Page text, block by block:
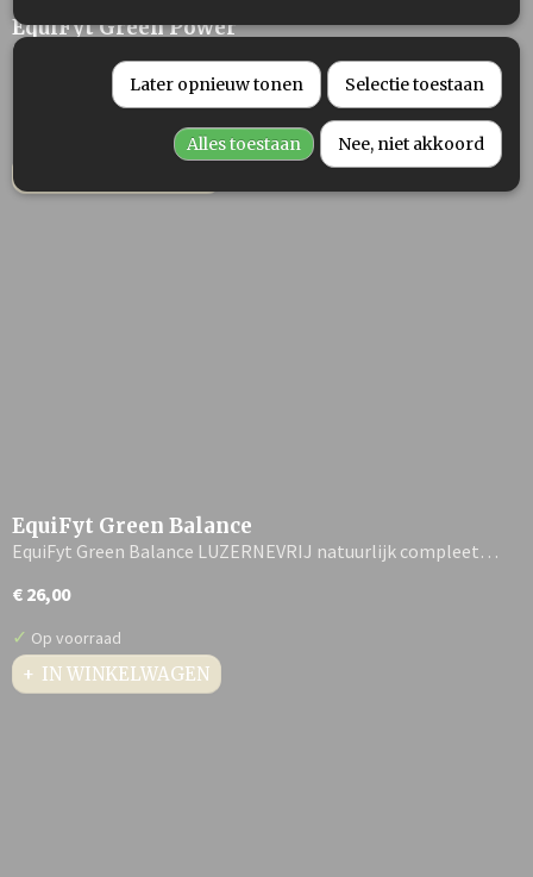
EquiFyt Green Power
EquiFyt Green Power LUZERNEVRIJ Graanvrij natuurlijk…
EquiFyt Green Balance
EquiFyt Green Balance LUZERNEVRIJ natuurlijk compleet…
€ 26,00
✓ Op voorraad
IN WINKELWAGEN
Later opnieuw tonen Selectie toestaan
Alles toestaan Nee, niet akkoord